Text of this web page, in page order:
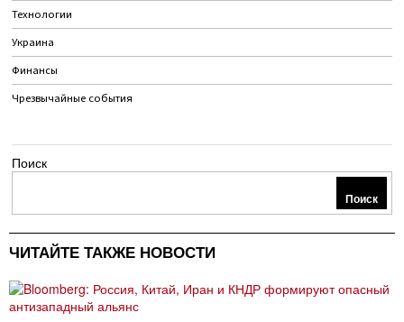
Технологии
Украина
Финансы
Чрезвычайные события
Поиск
Поиск
ЧИТАЙТЕ ТАКЖЕ НОВОСТИ